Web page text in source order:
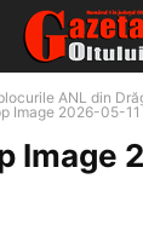
ANL din
Image 2026-05-
Image